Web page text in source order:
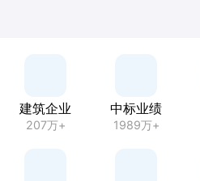
建筑企业
207万+
中标业绩
1989万+